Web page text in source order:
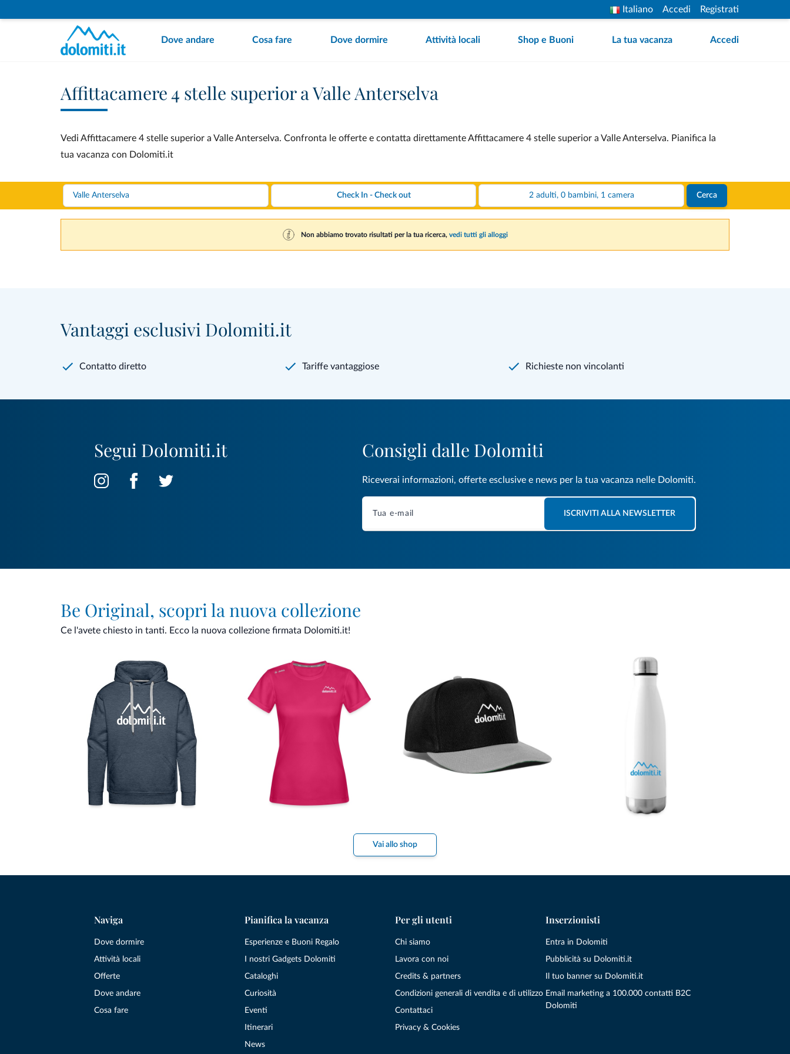
Italiano Accedi Registrati
Dove andare Cosa fare Dove dormire Attività locali Shop e Buoni La tua vacanza Accedi
Affittacamere 4 stelle superior a Valle Anterselva
Vedi Affittacamere 4 stelle superior a Valle Anterselva. Confronta le offerte e contatta direttamente Affittacamere 4 stelle superior a Valle Anterselva. Pianifica la
tua vacanza con Dolomiti.it
2 adulti, 0 bambini, 1 camera Cerca
Non abbiamo trovato risultati per la tua ricerca, vedi tutti gli alloggi
Vantaggi esclusivi Dolomiti.it
Contatto diretto Tariffe vantaggiose Richieste non vincolanti
Segui Dolomiti.it Consigli dalle Dolomiti
Riceverai informazioni, offerte esclusive e news per la tua vacanza nelle Dolomiti.
ISCRIVITI ALLA NEWSLETTER
Be Original, scopri la nuova collezione
Ce l'avete chiesto in tanti. Ecco la nuova collezione firmata Dolomiti.it!
Vai allo shop
Naviga
Dove dormire
Attività locali
Offerte
Dove andare
Cosa fare
Pianifica la vacanza
Esperienze e Buoni Regalo
I nostri Gadgets Dolomiti
Cataloghi
Curiosità
Eventi
Itinerari
News
Per gli utenti
Chi siamo
Lavora con noi
Credits & partners
Condizioni generali di vendita e di utilizzo
Contattaci
Privacy & Cookies
Inserzionisti
Entra in Dolomiti
Pubblicità su Dolomiti.it
Il tuo banner su Dolomiti.it
Email marketing a 100.000 contatti B2C
Dolomiti